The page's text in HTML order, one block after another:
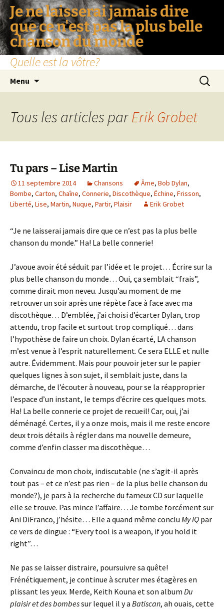
Je ne laisserai jamais dire
que ce n'est pas la plus belle
chanson du monde
Quelle est la vôtre?
Menu
Tous les articles parErik Grobet
Tu pars – Lise Martin
11 septembre 2014 Chansons Âme, Bob Dylan,
Bombe, Carton, Chaîne, Connerie, Discothèque, Échine, Frisson,
Liberté, Lise, Martin, Nuque, Partir, Plaisir Erik Grobet
“Je ne laisserai jamais dire que ce n’est pas la plus belle
chanson du monde.” Ha! La belle connerie!
J’avoue avoir été séduit par l’idée et le projet… Écrire sur la
plus belle chanson du monde… Oui, ça semblait “frais”,
comme dirait mon neveu. Jusqu’au moment de me
retrouver un soir après une répète face à face avec ma
discothèque… D’emblée, j’ai choisi d’écarter Dylan, trop
attendu, trop facile et surtout trop compliqué… dans
l’hypothèse de faire un choix. Dylan écarté, LA chanson
m’est venue à l’esprit naturellement. Ce sera ELLE et nulle
autre. Évidemment. Mais pour pouvoir jeter sur le papier
quelques lignes à son sujet, il semblait juste, dans la
démarche, de l’écouter à nouveau, pour se la réapproprier
l’espace d’un instant, le temps d’écrire ces quelques mots.
Ha! La belle connerie ce projet de recueil! Car, oui, j’ai
déménagé. Certes, il y a onze mois, mais il me reste encore
deux trois détails à régler dans ma nouvelle demeure,
comme d’enfin classer ma discothèque…
Convaincu de mon choix, indiscutable (ne s’agit-il après
tout pas – et ce n’est pas rien – de la plus belle chanson du
monde?), je pars à la recherche du fameux CD sur laquelle
elle se trouve. Pas mince l’affaire… Je tombe forcément sur
Ani DiFranco, j’hésite… Elle a quand même conclu My IQ par
ce vers de dingue : “Every tool is a weapon, if you hold it
right”…
Ne pas se laisser distraire, poursuivre sa quête!
Frénétiquement, je continue à scruter mes étagères en
plissant les yeux. Merde, Keith Kouna et son album Du
plaisir et des bombessur lequel il y a Batiscan, ah ouais, cette